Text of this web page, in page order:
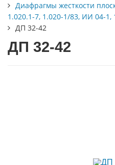
Диафрагмы жесткости
1.020.1-7, 1.020-1/83, ИИ 04-1,
ДП 32-42
ДП 32-42